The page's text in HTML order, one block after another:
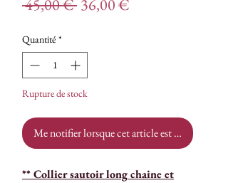
45,00 € Prix
36,00 €
Quantité *
Rupture de stock
Me notifier lorsque cet article est disponible
** Collier sautoir long chaine et